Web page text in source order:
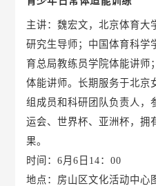
主讲：魏宏文，北京体育大
研究生导师；中国体育科学
育总局教练员学院体能讲师
体能讲师。长期服务于北京
组成员和科研团队负责人，
运会、世界杯、亚洲杯，拥
果。
时间：6月6日14：00
地点：房山区文化活动中心